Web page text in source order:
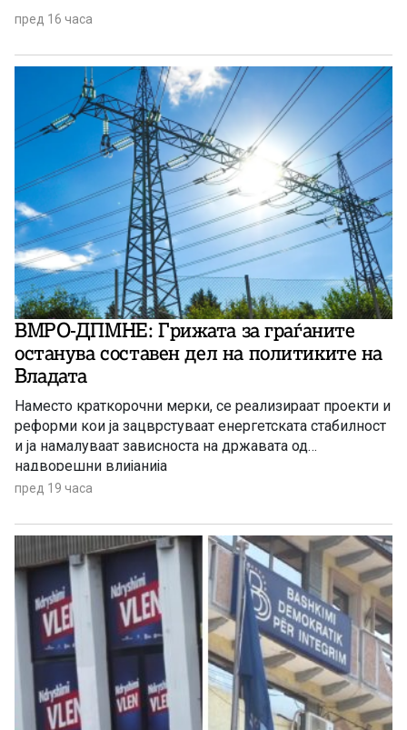
пред 16 часа
ВМРО-ДПМНЕ: Грижата за граѓаните
останува составен дел на политиките на
Владата
Наместо краткорочни мерки, се реализираат проекти и
реформи кои ја зацврстуваат енергетската стабилност
и ја намалуваат зависноста на државата од
надворешни влијанија
пред 19 часа